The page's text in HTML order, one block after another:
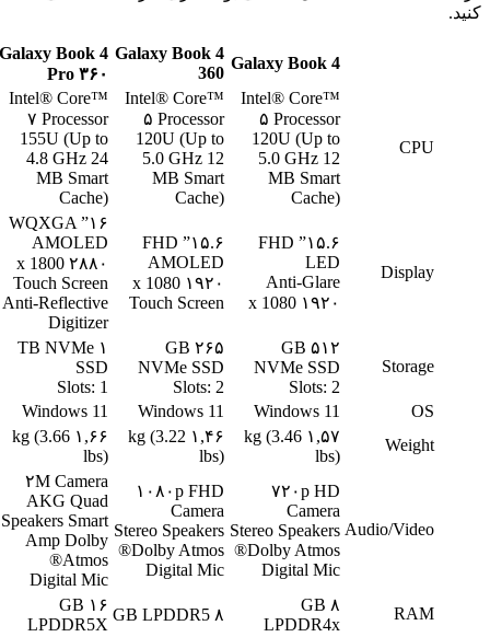
کنید.
Galaxy Book 4
Galaxy Book 4
360
Galaxy Book 4
Pro ۳۶۰
CPU
Intel® Core™
۵ Processor
120U (Up to
5.0 GHz 12
MB Smart
Cache)
Intel® Core™
۵ Processor
120U (Up to
5.0 GHz 12
MB Smart
Cache)
Intel® Core™
۷ Processor
155U (Up to
4.8 GHz 24
MB Smart
Cache)
Display
۱۵.۶” FHD
LED
Anti-Glare
۱۹۲۰ x 1080
۱۵.۶” FHD
AMOLED
۱۹۲۰ x 1080
Touch Screen
۱۶” WQXGA
AMOLED
۲۸۸۰ x 1800
Touch Screen
Anti-Reflective
Digitizer
Storage
۵۱۲ GB
NVMe SSD
Slots: 2
۲۶۵ GB
NVMe SSD
Slots: 2
۱ TB NVMe
SSD
Slots: 1
OS
Windows 11
Windows 11
Windows 11
Weight
۱,۵۷ kg (3.46
lbs)
۱,۴۶ kg (3.22
lbs)
۱,۶۶ kg (3.66
lbs)
Audio/Video
۷۲۰p HD
Camera
Stereo Speakers
Dolby Atmos®
Digital Mic
۱۰۸۰p FHD
Camera
Stereo Speakers
Dolby Atmos®
Digital Mic
۲M Camera
AKG Quad
Speakers Smart
Amp Dolby
Atmos®
Digital Mic
RAM
۸ GB
LPDDR4x
۸ GB LPDDR5
۱۶ GB
LPDDR5X